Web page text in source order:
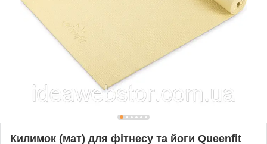
Килимок (мат) для фітнесу та йоги Queenfit